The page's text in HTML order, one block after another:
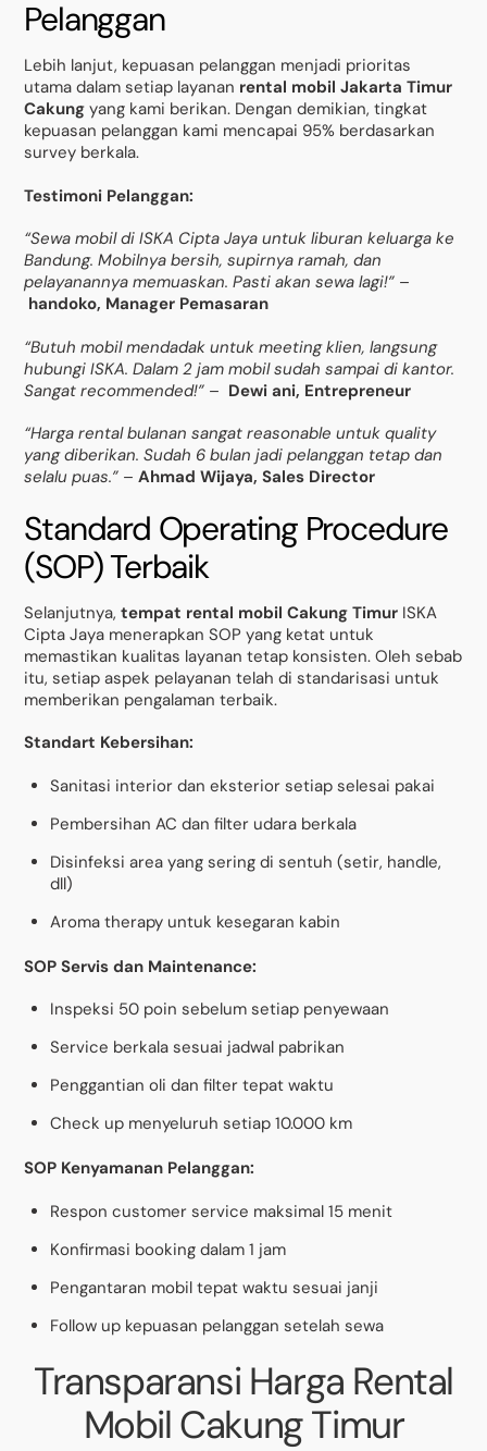
Pelanggan
Lebih lanjut, kepuasan pelanggan menjadi prioritas
utama dalam setiap layanan rental mobil Jakarta Timur
Cakung yang kami berikan. Dengan demikian, tingkat
kepuasan pelanggan kami mencapai 95% berdasarkan
survey berkala.
Testimoni Pelanggan:
“Sewa mobil di ISKA Cipta Jaya untuk liburan keluarga ke
Bandung. Mobilnya bersih, supirnya ramah, dan
pelayanannya memuaskan. Pasti akan sewa lagi!” –
handoko, Manager Pemasaran
“Butuh mobil mendadak untuk meeting klien, langsung
hubungi ISKA. Dalam 2 jam mobil sudah sampai di kantor.
Sangat recommended!” – Dewi ani, Entrepreneur
“Harga rental bulanan sangat reasonable untuk quality
yang diberikan. Sudah 6 bulan jadi pelanggan tetap dan
selalu puas.” –Ahmad Wijaya, Sales Director
Standard Operating Procedure
(SOP) Terbaik
Selanjutnya,tempat rental mobil Cakung Timur ISKA
Cipta Jaya menerapkan SOP yang ketat untuk
memastikan kualitas layanan tetap konsisten. Oleh sebab
itu, setiap aspek pelayanan telah di standarisasi untuk
memberikan pengalaman terbaik.
Standart Kebersihan:
Sanitasi interior dan eksterior setiap selesai pakai
Pembersihan AC dan filter udara berkala
Disinfeksi area yang sering di sentuh (setir, handle,
dll)
Aroma therapy untuk kesegaran kabin
SOP Servis dan Maintenance:
Inspeksi 50 poin sebelum setiap penyewaan
Service berkala sesuai jadwal pabrikan
Penggantian oli dan filter tepat waktu
Check up menyeluruh setiap 10.000 km
SOP Kenyamanan Pelanggan:
Respon customer service maksimal 15 menit
Konfirmasi booking dalam 1 jam
Pengantaran mobil tepat waktu sesuai janji
Follow up kepuasan pelanggan setelah sewa
Transparansi Harga Rental
Mobil Cakung Timur